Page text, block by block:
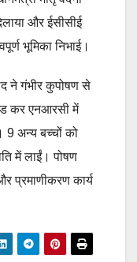
और ईसीसीई
भूमिका निभाई।
ने गंभीर कुपोषण से
कर एनआरसी में
9 अन्य बच्चों को
में लाईं। पोषण
प्रमाणीकरण कार्य